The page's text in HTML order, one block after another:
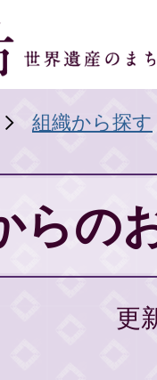
組織から探す
らの
更